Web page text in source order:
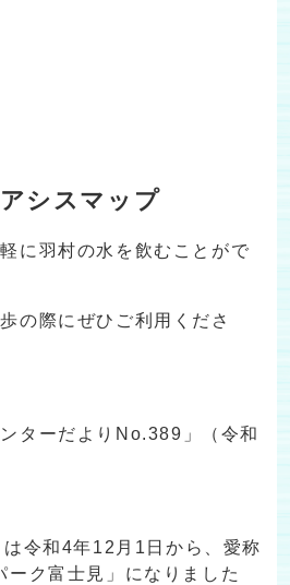
シスマップ
に羽村の水を飲むことがで
の際にぜひご利用くださ
ターだよりNo.389」（令和
令和4年12月1日から、愛称
ーク富士見」になりました